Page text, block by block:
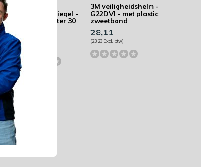
veiligheidsspiegel -
rond - diameter 30
100,90
(83,39 Excl. btw)
3M veiligheidshelm -
G22DVI - met plastic
zweetband
28,11
(23,23 Excl. btw)